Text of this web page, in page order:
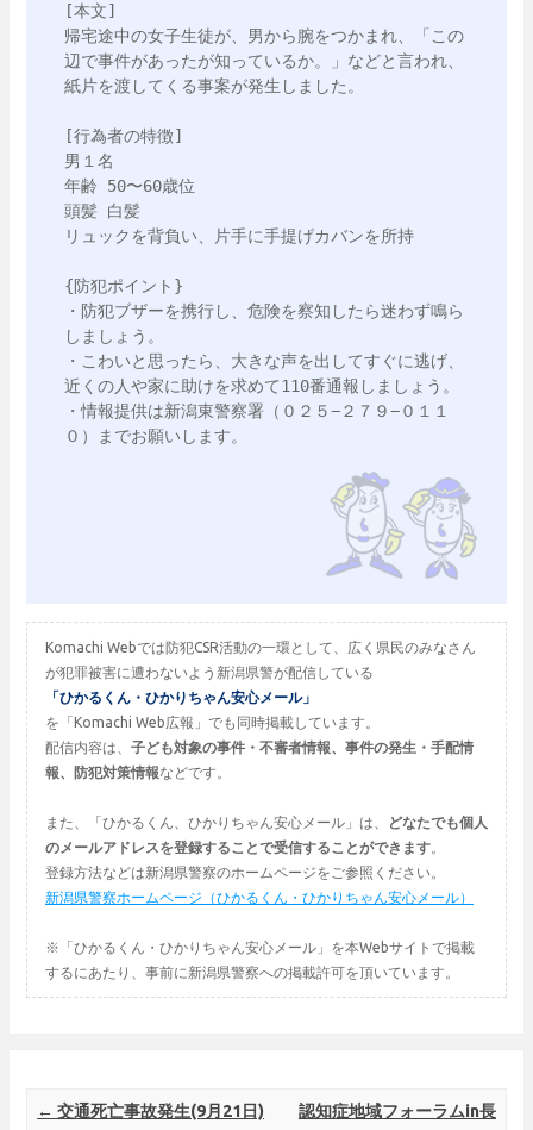
[本文]
帰宅途中の女子生徒が、男から腕をつかまれ、「この
辺で事件があったが知っているか。」などと言われ、
紙片を渡してくる事案が発生しました。
[行為者の特徴]
男１名
年齢 50〜60歳位
頭髪 白髪
リュックを背負い、片手に手提げカバンを所持
{防犯ポイント}
・防犯ブザーを携行し、危険を察知したら迷わず鳴ら
しましょう。
・こわいと思ったら、大きな声を出してすぐに逃げ、
近くの人や家に助けを求めて110番通報しましょう。
・情報提供は新潟東警察署（０２５−２７９−０１１
０）までお願いします。
Komachi Webでは防犯CSR活動の一環として、広く県民のみなさん
が犯罪被害に遭わないよう新潟県警が配信している
「ひかるくん・ひかりちゃん安心メール」
を「Komachi Web広報」でも同時掲載しています。
配信内容は、 子ども対象の事件・不審者情報、事件の発生・手配情
報、防犯対策情報などです。
また、「ひかるくん、ひかりちゃん安心メール」は、
どなたでも個人
のメールアドレスを登録することで受信することができます。
登録方法などは新潟県警察のホームページをご参照ください。
新潟県警察ホームページ（ひかるくん・ひかりちゃん安心メール）
※「ひかるくん・ひかりちゃん安心メール」を本Webサイトで掲載
するにあたり、事前に新潟県警察への掲載許可を頂いています。
Post navigation
← 交通死亡事故発生(9月21日)
認知症地域フォーラムin長